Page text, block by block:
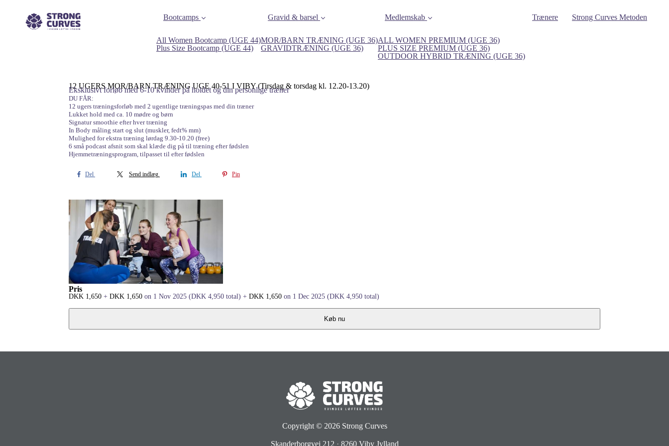
Bootcamps
All Women Bootcamp (UGE 44)
Plus Size Bootcamp (UGE 44)
Gravid & barsel
MOR/BARN TRÆNING (UGE 36)
GRAVIDTRÆNING (UGE 36)
Medlemskab
ALL WOMEN PREMIUM (UGE 36)
PLUS SIZE PREMIUM (UGE 36)
OUTDOOR HYBRID TRÆNING (UGE 36)
Trænere Strong Curves Metoden
12 UGERS MOR/BARN TRÆNING UGE 40-51 I VIBY (Tirsdag & torsdag kl. 12.20-13.20)
Eksklusivt forløb med 6-10 kvinder på holdet og din personlige træner
DU FÅR:
12 ugers træningsforløb med 2 ugentlige træningspas med din træner
Lukket hold med ca. 10 mødre og børn
Signatur smoothie efter hver træning
In Body måling start og slut (muskler, fedt% mm)
Mulighed for ekstra træning lørdag 9.30-10.20 (free)
6 små podcast afsnit som skal klæde dig på til træning efter fødslen
Hjemmetræningsprogram, tilpasset til efter fødslen
Del Send indlæg Del Pin
Pris
DKK 1,650 + DKK 1,650 on 1 Nov 2025 (DKK 4,950 total) + DKK 1,650 on 1 Dec 2025 (DKK 4,950 total)
Køb nu
Copyright © 2026 Strong Curves
Skanderborgvej 212 · 8260 Viby Jylland